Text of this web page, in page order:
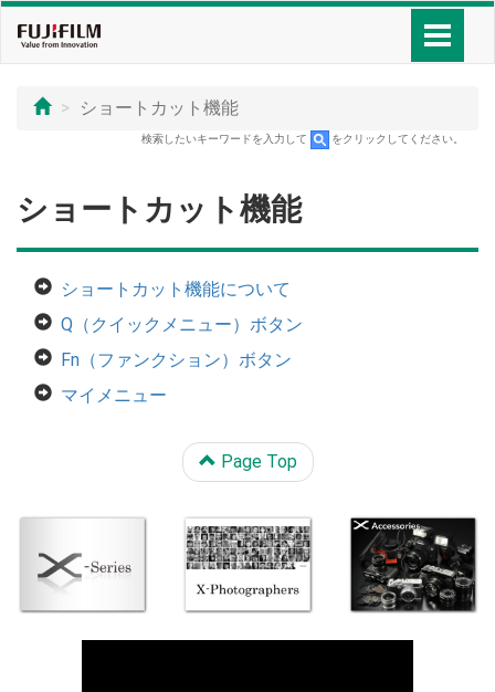
ショートカット機能
検索したいキーワードを入力して をクリックしてください。
ショートカット機能
ショートカット機能について
Q（クイックメニュー）ボタン
Fn（ファンクション）ボタン
マイメニュー
Page Top